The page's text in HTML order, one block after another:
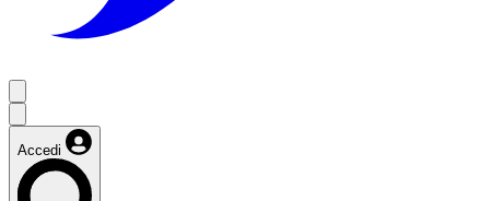
Accedi